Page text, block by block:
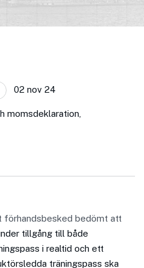
02 nov 24
momsdeklaration,
förhandsbesked bedömt att
tillgång till både
i realtid och ett
träningspass ska